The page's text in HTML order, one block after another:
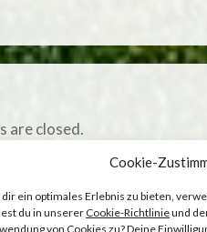
Cookie-
ein optimales Erlebnis zu bieten,
du in unserer Cookie-Richtlinieund
von Cookies zu? Deine
are closed.